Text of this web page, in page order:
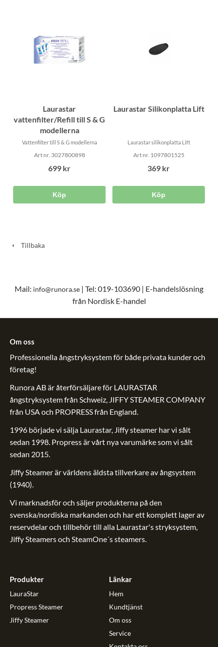
Laurastar
vattenfilter/Refill till S & G
modellerna
Vattenfilter till S & G modellerna
Art nr. 3027800898
699 kr
Köp
Laurastar Silikonplatta Lift
Laurastar silikonplatta Lift
Art nr. 1097801525
369 kr
Köp
Tillbaka
Mail: info@runora.se | Tel: 019-103690 | E-handelslösning
från Nordisk E-handel
Om oss
Professionella ångstryksystem för både privata kunder och
företag!
Runora AB är återförsäljare för LAURASTAR
ångstryksystem från Schweiz, JIFFY STEAMER COMPANY
från USA och PROPRESS från England.
1996 började vi sälja Laurastar, Jiffy steamer har vi sålt
sedan 1998. Propress är vårt nya varumärke som vi sålt
sedan 2015.
Jiffy Steamer är världens äldsta tillverkare av ångsystem
(1940).
Vi marknadsför och säljer produkterna på den
svenska/nordiska markanden och har ett komplett lager av
reservdelar och tillbehör till alla Laurastar's stryksystem,
Jiffy Steamers och SteamOne´s steamers.
Produkter
LauraStar
Propress Steamer
Jiffy Steamer
Länkar
Hem
Kundtjänst
Om oss
Service